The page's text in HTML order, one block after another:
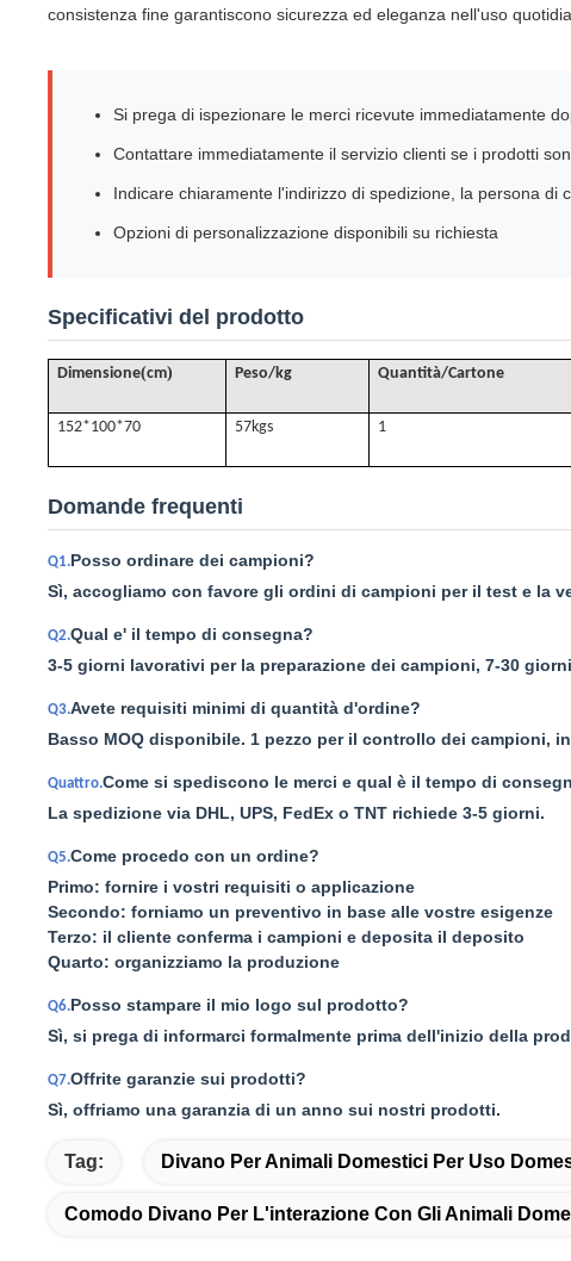
consistenza fine garantiscono sicurezza ed eleganza nell'uso
Si prega di ispezionare le merci ricevute immediatamente
Contattare immediatamente il servizio clienti se i prodotti
Indicare chiaramente l'indirizzo di spedizione, la persona di
Opzioni di personalizzazione disponibili su richiesta
Specificativi del prodotto
Dimensione(cm) Peso/kg Quantità/Cartone
152*100*70 57kgs 1
Domande frequenti
Q1.Posso ordinare dei campioni?
Sì, accogliamo con favore gli ordini di campioni per il test e la
Q2.Qual e' il tempo di consegna?
3-5 giorni lavorativi per la preparazione dei campioni, 7-30
Q3.Avete requisiti minimi di quantità d'ordine?
Basso MOQ disponibile. 1 pezzo per il controllo dei campioni,
Quattro.Come si spediscono le merci e qual è il tempo di
La spedizione via DHL, UPS, FedEx o TNT richiede 3-5 giorni.
Q5.Come procedo con un ordine?
Primo: fornire i vostri requisiti o applicazione
Secondo: forniamo un preventivo in base alle vostre esigenze
Terzo: il cliente conferma i campioni e deposita il deposito
Quarto: organizziamo la produzione
Q6.Posso stampare il mio logo sul prodotto?
Sì, si prega di informarci formalmente prima dell'inizio della
Q7.Offrite garanzie sui prodotti?
Sì, offriamo una garanzia di un anno sui nostri prodotti.
Tag: Divano Per Animali Domestici Per Uso
Comodo Divano Per L'interazione Con Gli Animali